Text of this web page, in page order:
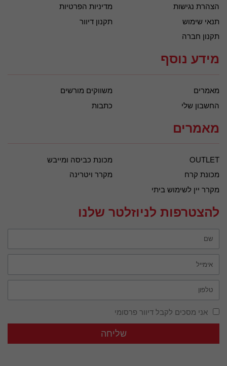
הצהרת נגישות
מדיניות הפרטיות
תנאי שימוש
תקנון דיוור
תקנון חברה
מידע נוסף
מאמרים
משווקים מורשים
החשבון שלי
כתבות
מאמרים
OUTLET
מכונת כביסה ומייבש
מכונת קרח
מקרר ויטרינה
מקרר יין לשימוש ביתי
להצטרפות לניוזלטר שלנו
אני מסכים לקבל דיוור פרסומי
שליחה